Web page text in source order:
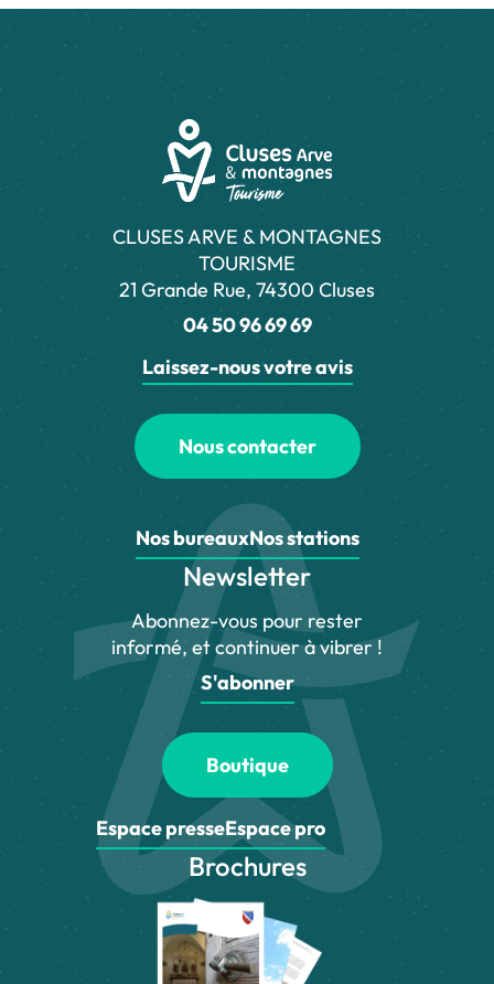
CLUSES ARVE & MONTAGNES
TOURISME
21 Grande Rue, 74300 Cluses
04 50 96 69 69
Laissez-nous votre avis
Nous contacter
Nos bureauxNos stations
Newsletter
Abonnez-vous pour rester
informé, et continuer à vibrer !
S'abonner
Boutique
Espace presseEspace pro
Brochures